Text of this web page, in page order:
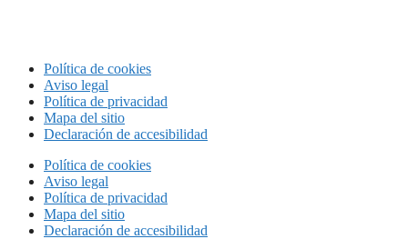
Política de cookies
Aviso legal
Política de privacidad
Mapa del sitio
Declaración de accesibilidad
Política de cookies
Aviso legal
Política de privacidad
Mapa del sitio
Declaración de accesibilidad